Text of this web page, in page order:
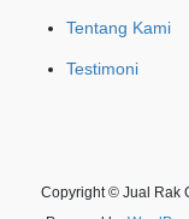
Tentang Kami
Testimoni
Copyright © Jual Rak